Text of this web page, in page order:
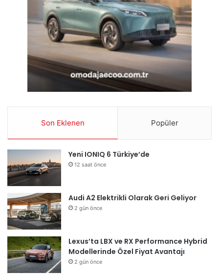
Son Eklenen Popüler
Yeni IONIQ 6 Türkiye’de
12 saat önce
Audi A2 Elektrikli Olarak Geri Geliyor
2 gün önce
Lexus’ta LBX ve RX Performance Hybrid
Modellerinde Özel Fiyat Avantajı
2 gün önce